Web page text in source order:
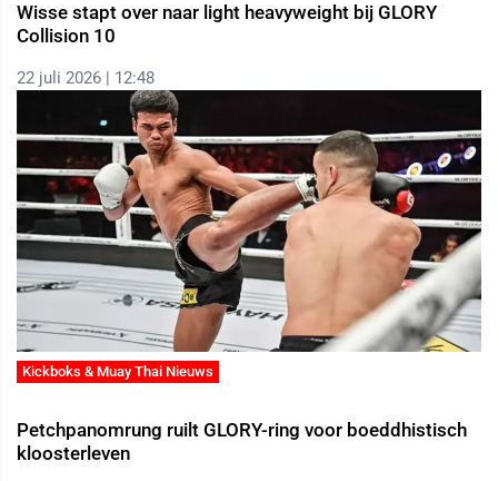
Wisse stapt over naar light heavyweight bij GLORY
Collision 10
22 juli 2026 | 12:48
Kickboks & Muay Thai Nieuws
Petchpanomrung ruilt GLORY-ring voor boeddhistisch
kloosterleven